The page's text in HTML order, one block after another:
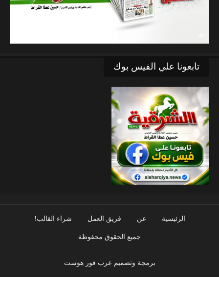
تابعونا علي الفيس بوك
الرئيسية عن فريق العمل شراء القالب!
جميع الحقوق محفوظة
برمجة وتصميم عرب فور هوست